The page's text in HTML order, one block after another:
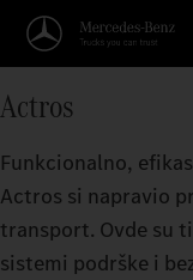
Actros
Funkcionalno,
Actros si napravio
transport. Ovde su
sistemi podrške i